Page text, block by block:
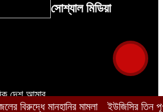
সোশ্যাল মিডিয়া
দেশ আমার
বিরুদ্ধে মানহানির মামলা ইউজিসির তিন